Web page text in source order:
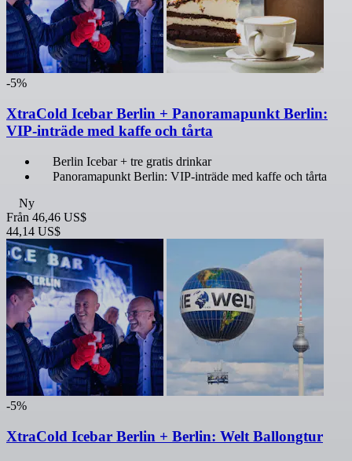
-5%
XtraCold Icebar Berlin + Panoramapunkt Berlin:
VIP-inträde med kaffe och tårta
Berlin Icebar + tre gratis drinkar
Panoramapunkt Berlin: VIP-inträde med kaffe och tårta
Ny
Från 46,46 US$
44,14 US$
-5%
XtraCold Icebar Berlin + Berlin: Welt Ballongtur